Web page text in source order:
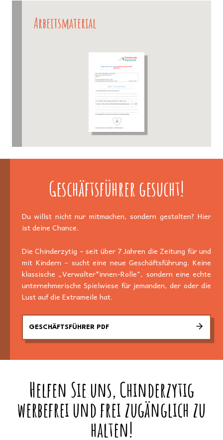
Arbeitsmaterial
Geschäftsführer gesucht!
Du willst nicht nur mitmachen, sondern gestalten? Hier
ist deine Chance.
Die Chinderzytig – seit über 7 Jahren die Zeitung für und
mit Kindern – sucht eine neue Geschäftsführung. Keine
klassische „Verwalter*innen-Rolle", sondern eine echte
unternehmerische Spielwiese für jemanden, der oder die
Lust auf die Extrameile hat.
GESCHÄFTSFÜHRER PDF
Helfen Sie uns, Chinderzytig
werbefrei und frei zugänglich zu
halten!